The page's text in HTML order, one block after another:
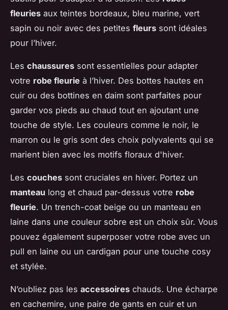
fleuries aux teintes bordeaux, bleu marine, vert
sapin ou noir avec des petites fleurs sont idéales
pour l’hiver.
Les chaussures sont essentielles pour adapter
votre robe fleurie à l’hiver. Des bottes hautes en
cuir ou des bottines en daim sont parfaites pour
garder vos pieds au chaud tout en ajoutant une
touche de style. Les couleurs comme le noir, le
marron ou le gris sont des choix polyvalents qui se
marient bien avec les motifs floraux d'hiver.
Les couches sont cruciales en hiver. Portez un
manteau long et chaud par-dessus votre robe
fleurie. Un trench-coat beige ou un manteau en
laine dans une couleur sobre est un choix sûr. Vous
pouvez également superposer votre robe avec un
pull en laine ou un cardigan pour une touche cosy
et stylée.
N’oubliez pas les accessoires chauds. Une écharpe
en cachemire, une paire de gants en cuir et un